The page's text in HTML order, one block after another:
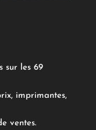
sur les 69
imprimantes,
ventes.